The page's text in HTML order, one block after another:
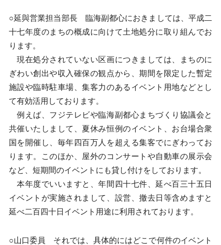
○延與営業担当部長 臨海副都心におきましては、平成二
十七年度のまちの概成に向けて土地処分に取り組んでお
ります。
現在処分されていない区画につきましては、まちのに
ぎわい創出や収入確保の観点から、期間を限定した暫定
施設や臨時駐車場、集客力のあるイベント用地などとし
て有効活用しております。
例えば、フジテレビや臨海副都心まちづくり協議会と
共催いたしまして、夏休み恒例のイベント、お台場合衆
国を開催し、毎年四百万人を超える集客でにぎわってお
ります。このほか、屋外のコンサートや自動車の展示会
など、短期間のイベントにも貸し付けをしております。
本年度でいいますと、年間四十七件、延べ百三十五日
イベントが実施されまして、設営、撤去日等含めますと
延べ二百四十日イベント用途に利用されております。
○山口委員 それでは、具体的にはどこで何件のイベント